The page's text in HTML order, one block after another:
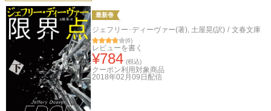
最新巻
ジェフリー･ディーヴァー(著), 土屋晃(訳) / 文春文庫
(6)
レビューを書く
¥784 (税込)
クーポン利用対象商品
2018年02月09日 配信